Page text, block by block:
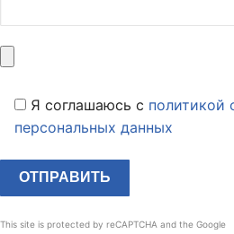
Я соглашаюсь c политикой
персональных данных
This site is protected by reCAPTCHA and the Google